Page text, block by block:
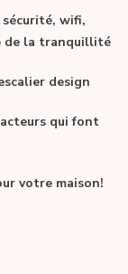
sécurité, wifi,
de la tranquillité
design
qui font
votre maison!